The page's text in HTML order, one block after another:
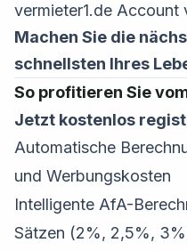
vermieter1.de Account
Machen Sie die
schnellsten Ihres
So profitieren Sie
Jetzt kostenlos
Automatische
und Werbungskosten
Intelligente AfA-
Sätzen (2%, 2,5%,